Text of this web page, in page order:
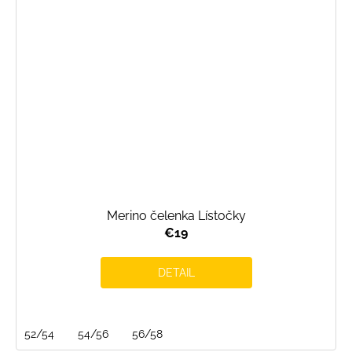
Merino čelenka Lístočky
€19
DETAIL
52/54 54/56 56/58